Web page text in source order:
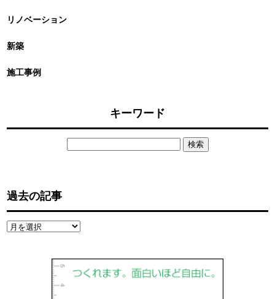
リノベーション
新築
施工事例
キーワード
過去の記事
過